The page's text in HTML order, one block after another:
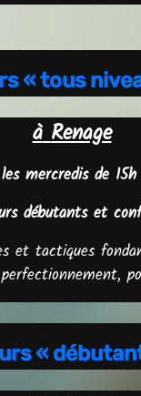
« tous
à Renage
mercredis de
débutants et
et tactiques
«